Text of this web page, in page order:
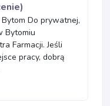
Do prywatnej,
Bytomiu
Farmacji. Jeśli
pracy, dobrą